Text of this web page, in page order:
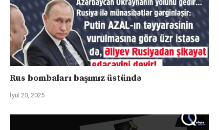
Rus bombaları başımız üstündə
İyul 20, 2025